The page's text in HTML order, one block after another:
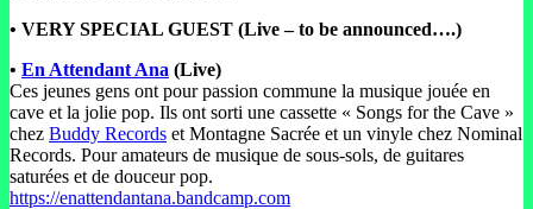
• VERY SPECIAL GUEST (Live – to be announced….)
• En Attendant Ana (Live)
Ces jeunes gens ont pour passion commune la musique jouée en
cave et la jolie pop. Ils ont sorti une cassette « Songs for the Cave »
chez Buddy Records et Montagne Sacrée et un vinyle chez Nominal
Records. Pour amateurs de musique de sous-sols, de guitares
saturées et de douceur pop.
https://enattendantana.bandcamp.com